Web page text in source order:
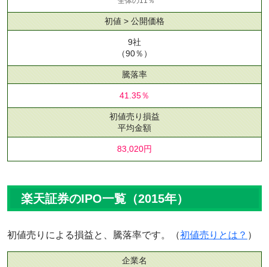
初値 > 公開価格
9社
（90％）
騰落率
41.35％
初値売り損益
平均金額
83,020円
楽天証券のIPO一覧（2015年）
初値売りによる損益と、騰落率です。（初値売りとは？ ）
企業名